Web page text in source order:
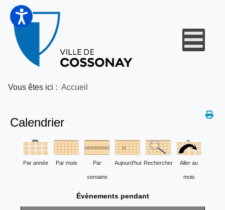
Vous êtes ici : Accueil
Calendrier
Par année Par mois Par
semaine
Aujourd'hui Rechercher Aller au
mois
Évènements pendant